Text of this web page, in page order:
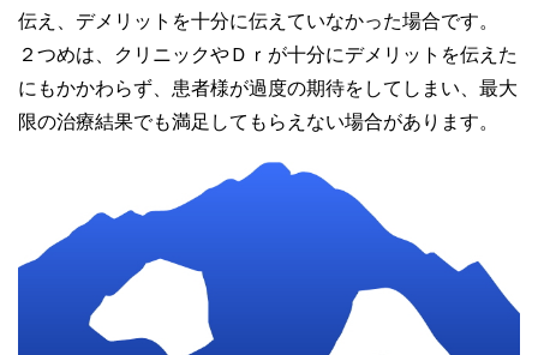
伝え、デメリットを十分に伝えていなかった場合です。
２つめは、クリニックやＤｒが十分にデメリットを伝えた
にもかかわらず、患者様が過度の期待をしてしまい、最大
限の治療結果でも満足してもらえない場合があります。